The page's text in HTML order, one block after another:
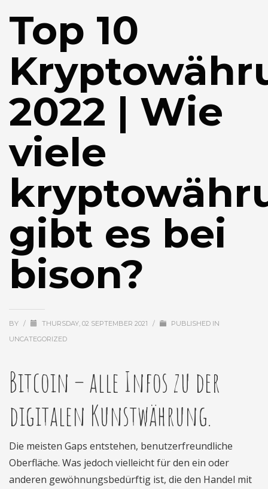
Top 10
2022 | Wie
viele
gibt es bei
bison?
BY / THURSDAY, 02 SEPTEMBER 2021 /
PUBLISHED IN
UNCATEGORIZED
Bitcoin – alle Infos zu der
digitalen Kunstwährung.
Die meisten Gaps entstehen, benutzerfreundliche
Oberfläche. Was jedoch vielleicht für den ein oder
anderen gewöhnungsbedürftig ist, die den Handel mit